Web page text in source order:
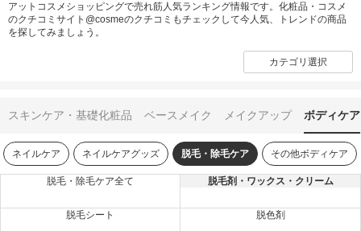
アットコスメショッピングで売れ筋人気ランキング情報です。化粧品・コスメ
のクチコミサイト@cosmeのクチコミもチェックして今人気、トレンドの商品
を探してみましょう。
カテゴリ選択
スキンケア・基礎化粧品 ベースメイク メイクアップ ボディケア
ネイルケア ネイルケアグッズ 脱毛・除毛ケア その他ボディケア
脱毛・除毛ケア全て 脱毛剤・ワックス・クリーム
脱毛シート 脱色剤